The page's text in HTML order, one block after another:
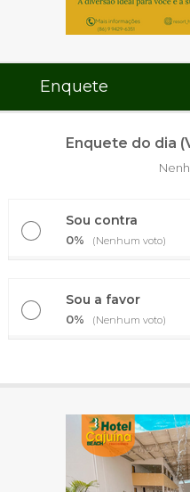
Enquete
Enquete do dia
Sou contra
0% (Nenhum voto)
Sou a favor
0% (Nenhum voto)